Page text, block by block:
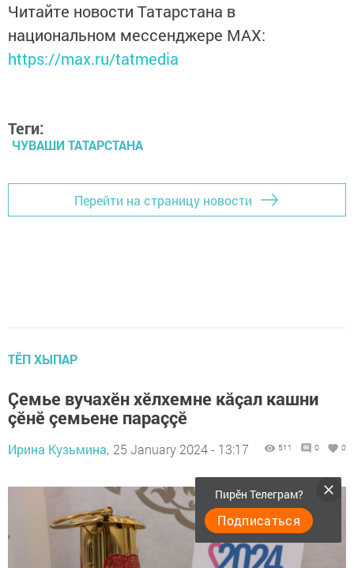
Читайте новости Татарстана в
национальном мессенджере MАХ:
https://max.ru/tatmedia
Теги:
ЧУВАШИ ТАТАРСТАНА
Перейти на страницу новости
ТӖП ХЫПАР
Çемье вучахӗн хӗлхемне кăçал кашни
çӗнӗ çемьене параççӗ
Ирина Кузьмина, 25 January 2024 - 13:17 511 0 0
Пирӗн Телеграм?
Подписаться